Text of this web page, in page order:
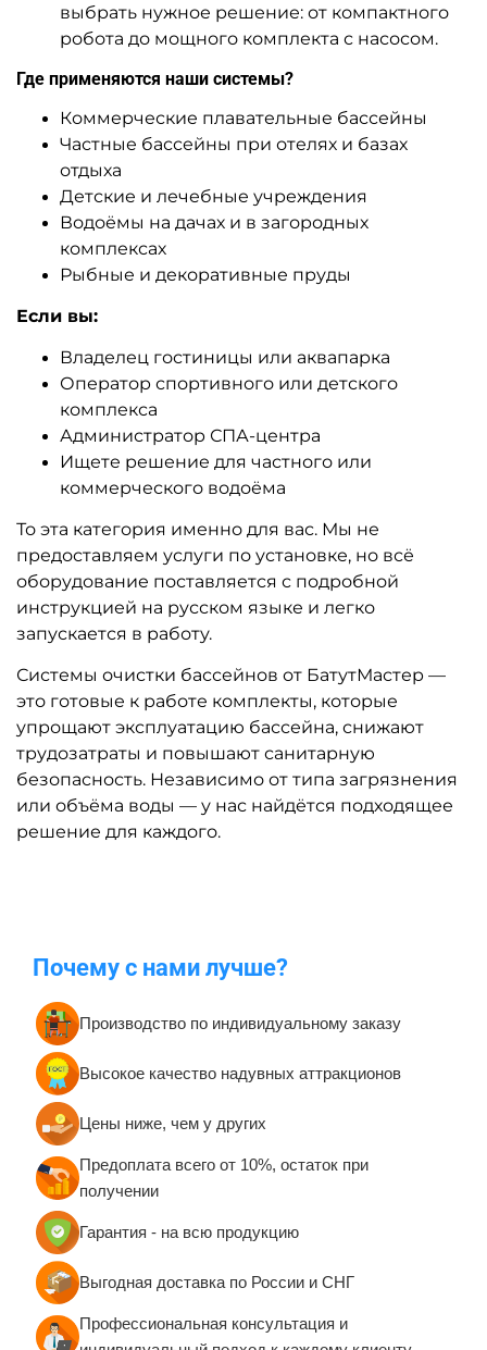
выбрать нужное решение: от компактного
робота до мощного комплекта с насосом.
Где применяются наши системы?
Коммерческие плавательные бассейны
Частные бассейны при отелях и базах
отдыха
Детские и лечебные учреждения
Водоёмы на дачах и в загородных
комплексах
Рыбные и декоративные пруды
Если вы:
Владелец гостиницы или аквапарка
Оператор спортивного или детского
комплекса
Администратор СПА-центра
Ищете решение для частного или
коммерческого водоёма
То эта категория именно для вас. Мы не
предоставляем услуги по установке, но всё
оборудование поставляется с подробной
инструкцией на русском языке и легко
запускается в работу.
Системы очистки бассейнов от БатутМастер —
это готовые к работе комплекты, которые
упрощают эксплуатацию бассейна, снижают
трудозатраты и повышают санитарную
безопасность. Независимо от типа загрязнения
или объёма воды — у нас найдётся подходящее
решение для каждого.
Почему с нами лучше?
Производство по индивидуальному заказу
Высокое качество надувных аттракционов
Цены ниже, чем у других
Предоплата всего от 10%, остаток при
получении
Гарантия - на всю продукцию
Выгодная доставка по России и СНГ
Профессиональная консультация и